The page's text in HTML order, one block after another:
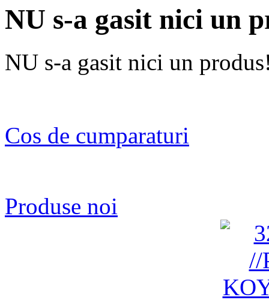
NU s-a gasit nici un
NU s-a gasit nici un
Cos de cumparaturi
Produse noi